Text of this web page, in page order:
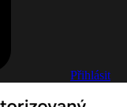
Přihlásit